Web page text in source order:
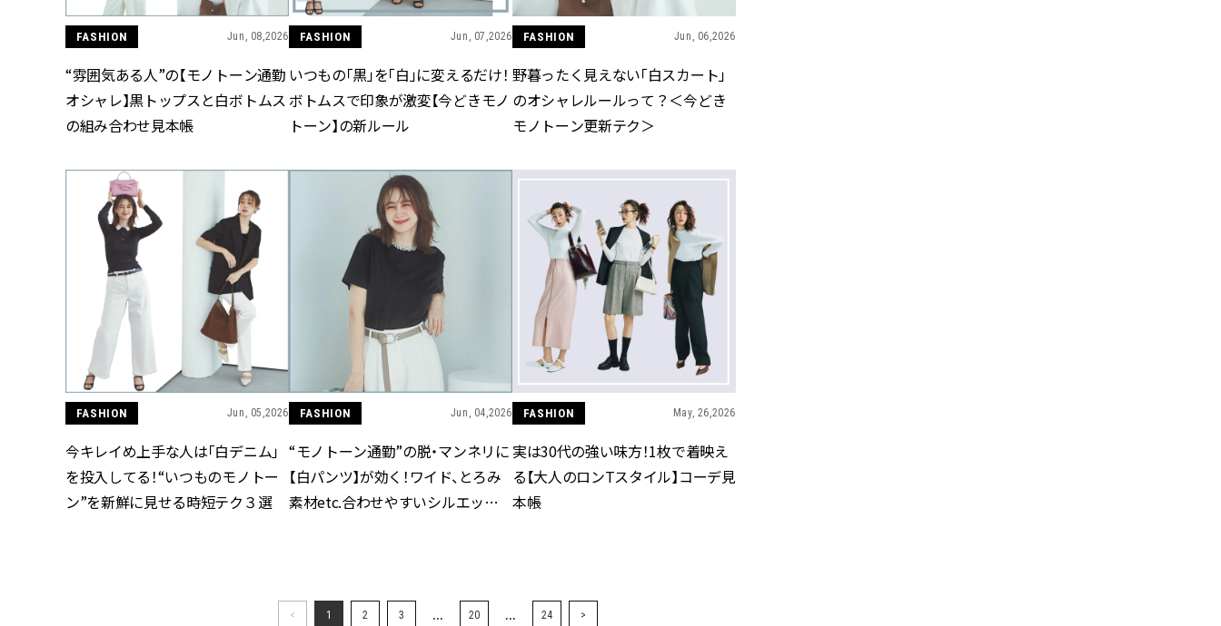
FASHION Jun, 08,2026
“雰囲気ある人”の【モノトーン通勤
オシャレ】黒トップスと白ボトムス
の組み合わせ見本帳
FASHION Jun, 07,2026
いつもの「黒」を「白」に変えるだけ！
ボトムスで印象が激変【今どきモノ
トーン】の新ルール
FASHION Jun, 06,2026
野暮ったく見えない「白スカート」
のオシャレルールって？＜今どき
モノトーン更新テク＞
FASHION Jun, 05,2026
今キレイめ上手な人は「白デニム」
を投入してる！“いつものモノトー
ン”を新鮮に見せる時短テク３選
FASHION Jun, 04,2026
“モノトーン通勤”の脱・マンネリに
【白パンツ】が効く！ワイド、とろみ
素材etc.合わせやすいシルエット
FASHION May, 26,2026
実は30代の強い味方！1枚で着映え
る【大人のロンTスタイル】コーデ見
本帳
< 1 2 3 ... 20 ... 24 >